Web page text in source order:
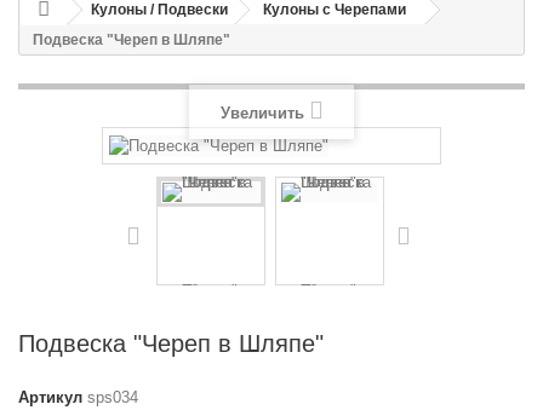
Кулоны / Подвески
Кулоны с Черепами
Подвеска "Череп в Шляпе"
Увеличить
Подвеска "Череп в Шляпе"
Артикул sps034